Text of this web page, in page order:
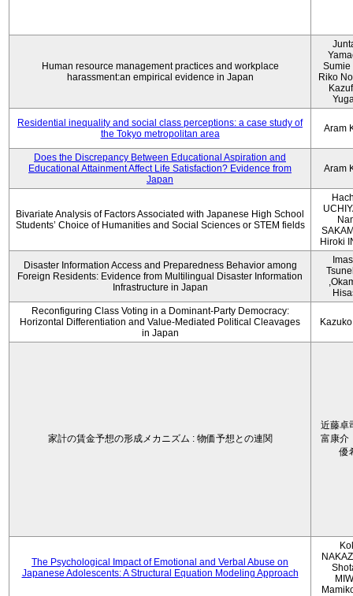
Human resource management practices and workplace
harassment:an empirical evidence in Japan
Sumie
Riko
Residential inequality and social class perceptions: a case study of
the Tokyo metropolitan area
Aram
Does the Discrepancy Between Educational Aspiration and
Educational Attainment Affect Life Satisfaction? Evidence from
Japan
Aram
Bivariate Analysis of Factors Associated with Japanese High School
Students’ Choice of Humanities and Social Sciences or STEM fields
Hiroki
Disaster Information Access and Preparedness Behavior among
Foreign Residents: Evidence from Multilingual Disaster Information
Infrastructure in Japan
Reconfiguring Class Voting in a Dominant-Party Democracy:
Horizontal Differentiation and Value-Mediated Political Cleavages
in Japan
家計の賃金予想の形成メカニズム : 物価予想との連関
近藤卓
富康介
優
The Psychological Impact of Emotional and Verbal Abuse on
Japanese Adolescents: A Structural Equation Modeling Approach